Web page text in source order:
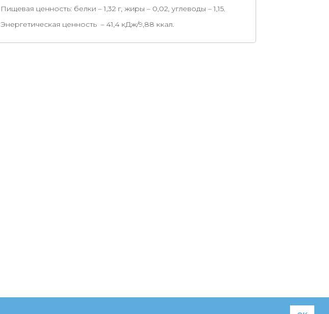
Пищевая ценность: белки – 1,32 г, жиры – 0,02, углеводы – 1,15.
Энергетическая ценность – 41,4 кДж/9,88 ккал.